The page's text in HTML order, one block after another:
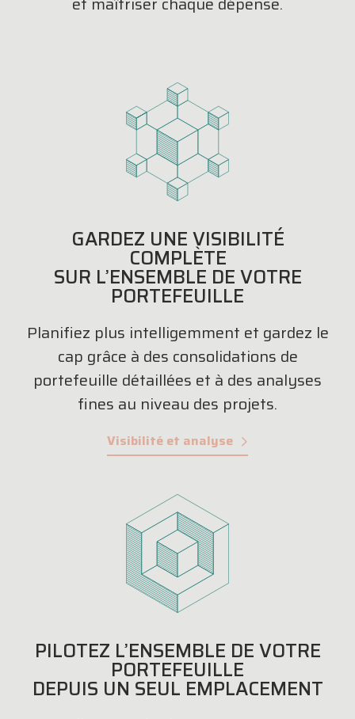
GARDEZ UNE VISIBILITÉ
COMPLÈTE
SUR L’ENSEMBLE DE VOTRE
PORTEFEUILLE
Planifiez plus intelligemment et gardez le
cap grâce à des consolidations de
portefeuille détaillées et à des analyses
fines au niveau des projets.
Visibilité et analyse
PILOTEZ L’ENSEMBLE DE VOTRE
PORTEFEUILLE
DEPUIS UN SEUL EMPLACEMENT